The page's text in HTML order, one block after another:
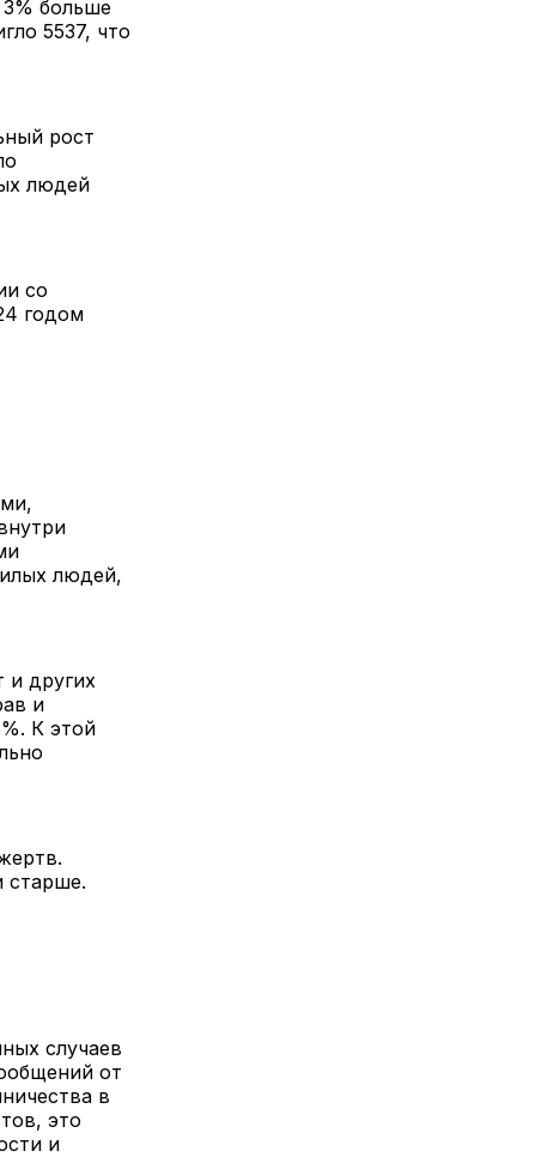
больше
5537, что
рост
людей
со
годом
людей,
и других
и
К этой
старше.
случаев
от
в
это
и